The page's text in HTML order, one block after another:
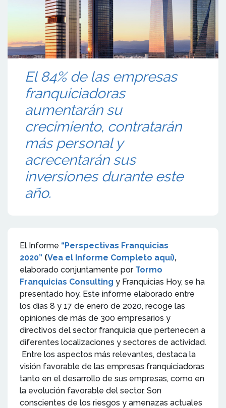
El 84% de las empresas
franquiciadoras
aumentarán su
crecimiento, contratarán
más personal y
acrecentarán sus
inversiones durante este
año.
El Informe “Perspectivas Franquicias
2020” (Vea el Informe Completo aquí),
elaborado conjuntamente por Tormo
Franquicias Consulting y Franquicias Hoy, se ha
presentado hoy. Este informe elaborado entre
los días 8 y 17 de enero de 2020, recoge las
opiniones de más de 300 empresarios y
directivos del sector franquicia que pertenecen a
diferentes localizaciones y sectores de actividad.
Entre los aspectos más relevantes, destaca la
visión favorable de las empresas franquiciadoras
tanto en el desarrollo de sus empresas, como en
la evolución favorable del sector. Son
conscientes de los riesgos y amenazas actuales